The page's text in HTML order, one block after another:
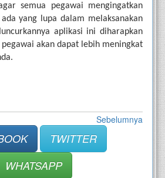
semua pegawai mengingatkan
yang lupa dalam melaksanakan
aplikasi ini diharapkan
pegawai akan dapat lebih meningkat
Sebelumnya
TWITTER
WHATSAPP